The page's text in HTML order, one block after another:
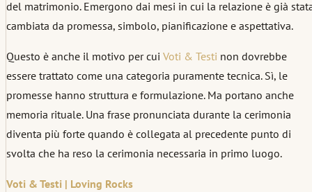
del matrimonio. Emergono dai mesi in cui la relazione è già
cambiata da promessa, simbolo, pianificazione e aspettativa.
Questo è anche il motivo per cui Voti & Testi non dovrebbe
essere trattato come una categoria puramente tecnica. Sì, le
promesse hanno struttura e formulazione. Ma portano anche
memoria rituale. Una frase pronunciata durante la cerimonia
diventa più forte quando è collegata al precedente punto di
svolta che ha reso la cerimonia necessaria in primo luogo.
Voti & Testi | Loving Rocks